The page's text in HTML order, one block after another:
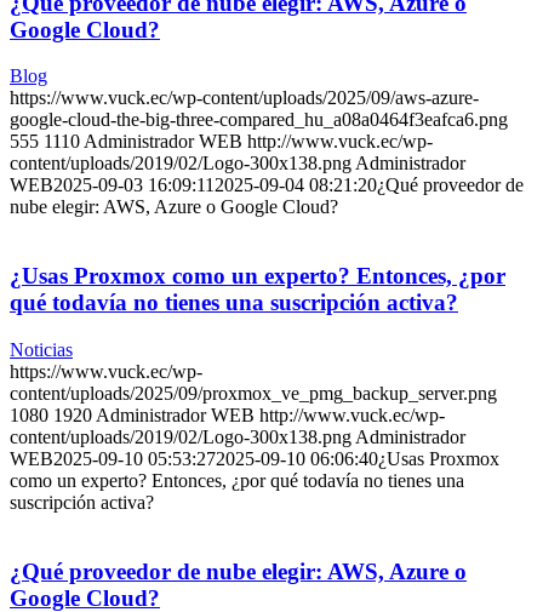
Google Cloud?
Blog
https://www.vuck.ec/wp-content/uploads/2025/09/aws-azure-
google-cloud-the-big-three-compared_hu_a08a0464f3eafca6.png
555 1110Administrador WEB http://www.vuck.ec/wp-
content/uploads/2019/02/Logo-300x138.pngAdministrador
WEB2025-09-03 16:09:112025-09-04 08:21:20¿Qué proveedor de
nube elegir: AWS, Azure o Google Cloud?
¿Usas Proxmox como un experto? Entonces, ¿por
qué todavía no tienes una suscripción activa?
Noticias
https://www.vuck.ec/wp-
content/uploads/2025/09/proxmox_ve_pmg_backup_server.png
1080 1920 Administrador WEB http://www.vuck.ec/wp-
content/uploads/2019/02/Logo-300x138.png Administrador
WEB2025-09-10 05:53:272025-09-10 06:06:40¿Usas Proxmox
como un experto? Entonces, ¿por qué todavía no tienes una
suscripción activa?
¿Qué proveedor de nube elegir: AWS, Azure o
Google Cloud?